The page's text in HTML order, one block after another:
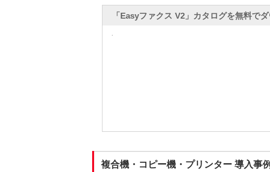
「Easyファクス V2」カタログを無料で
複合機・コピー機・プリンター 導入事